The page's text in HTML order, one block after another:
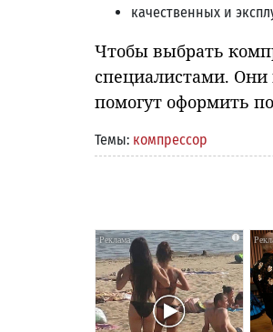
качественных и
Чтобы выбрать
специалистами.
помогут оформить
Темы: компрессор
i